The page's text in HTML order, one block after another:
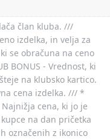
član kluba. ///
izdelka, in velja za
se obračuna na ceno
BONUS - Vrednost, ki
na klubsko kartico.
cena izdelka. /// *
Najnižja cena, ki jo je
na dan pričetka
označenih z ikonico